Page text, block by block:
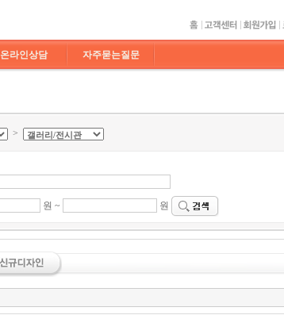
온라인상담 자주묻는질문
>
원 ~ 원